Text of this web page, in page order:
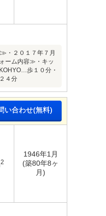
・２０１７年７月
ーム内容≫・キッ
歩１０分・
４分
い合わせ(無料)
2
1946年1月
(築80年8ヶ
月)